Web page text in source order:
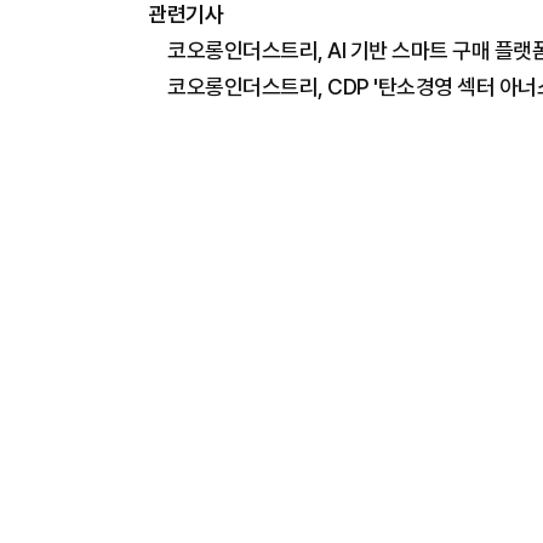
관련기사
코오롱인더스트리, AI 기반 스마트 구매 플랫
코오롱인더스트리, CDP '탄소경영 섹터 아너